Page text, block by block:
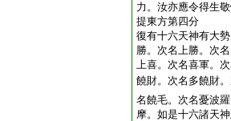
力。汝亦應令得生
提東方第四分
復有十六天神有大
勝。次名上勝。次
上喜。次名喜軍。
饒財。次名多饒財
名饒毛。次名憂波
摩。如是十六諸天